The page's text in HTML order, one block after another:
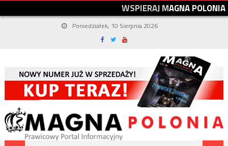
WSPIERAJMAGNAPOLONIA
Poniedziałek, 10 Sierpnia 2026